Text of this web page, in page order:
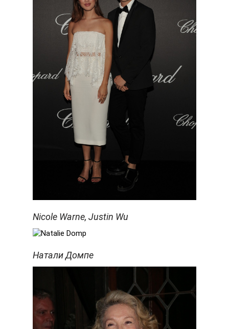
Nicole Warne, Justin Wu
Натали Домпе